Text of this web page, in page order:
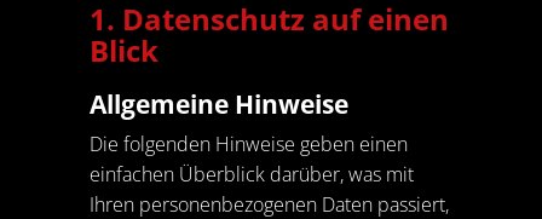
1. Datenschutz auf einen
Blick
Allgemeine Hinweise
Die folgenden Hinweise geben einen
einfachen Überblick darüber, was mit
Ihren personenbezogenen Daten passiert,